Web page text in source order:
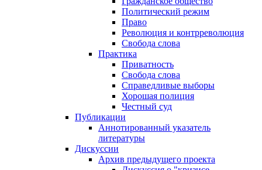
Политический режим
Право
Революция и контрреволюция
Свобода слова
Практика
Приватность
Свобода слова
Справедливые выборы
Хорошая полиция
Честный суд
Публикации
Аннотированный указатель
литературы
Дискуссии
Архив предыдущего проекта